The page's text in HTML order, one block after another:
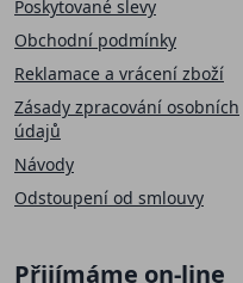
Poskytované slevy
Obchodní podmínky
Reklamace a vrácení zboží
Zásady zpracování osobních
údajů
Návody
Odstoupení od smlouvy
Přijímáme on-line